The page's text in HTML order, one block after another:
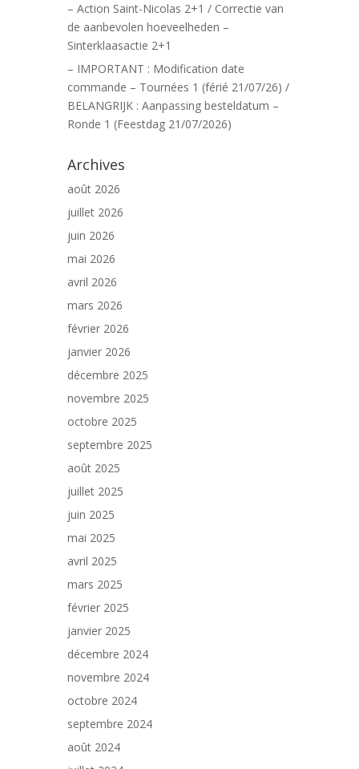
– Action Saint-Nicolas 2+1 / Correctie van
de aanbevolen hoeveelheden –
Sinterklaasactie 2+1
– IMPORTANT : Modification date
commande – Tournées 1 (férié 21/07/26) /
BELANGRIJK : Aanpassing besteldatum –
Ronde 1 (Feestdag 21/07/2026)
Archives
août 2026
juillet 2026
juin 2026
mai 2026
avril 2026
mars 2026
février 2026
janvier 2026
décembre 2025
novembre 2025
octobre 2025
septembre 2025
août 2025
juillet 2025
juin 2025
mai 2025
avril 2025
mars 2025
février 2025
janvier 2025
décembre 2024
novembre 2024
octobre 2024
septembre 2024
août 2024